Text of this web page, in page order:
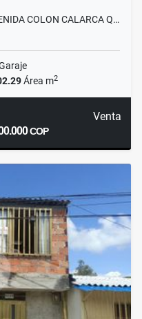
COLON CALARCA Q…
Área m2
Venta
COP